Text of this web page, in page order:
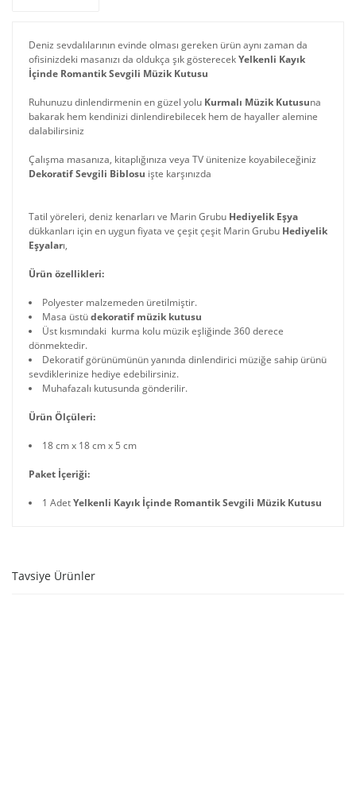
Deniz sevdalılarının evinde olması gereken ürün aynı zaman da
ofisinizdeki masanızı da oldukça şık gösterecekYelkenli Kayık
İçinde Romantik Sevgili Müzik Kutusu
Ruhunuzu dinlendirmenin en güzel yolu Kurmalı Müzik Kutusuna
bakarak hem kendinizi dinlendirebilecek hem de hayaller alemine
dalabilirsiniz
Çalışma masanıza, kitaplığınıza veya TV ünitenize koyabileceğiniz
Dekoratif Sevgili Biblosu işte karşınızda
Tatil yöreleri, deniz kenarları ve Marin Grubu Hediyelik Eşya
dükkanları için en uygun fiyata ve çeşit çeşit Marin Grubu Hediyelik
Eşyaları,
Ürün özellikleri:
Polyester malzemeden üretilmiştir.
Masa üstüdekoratif müzik kutusu
Üst kısmındaki kurma kolu müzik eşliğinde 360 derece
dönmektedir.
Dekoratif görünümünün yanında dinlendirici müziğe sahip ürünü
sevdiklerinize hediye edebilirsiniz.
Muhafazalı kutusunda gönderilir.
Ürün Ölçüleri:
18 cm x 18 cm x 5 cm
Paket İçeriği:
1 AdetYelkenli Kayık İçinde Romantik Sevgili Müzik Kutusu
Tavsiye Ürünler